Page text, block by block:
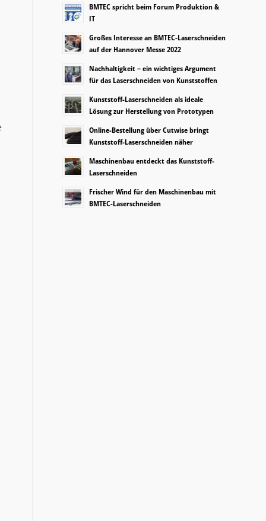
BMTEC spricht beim Forum Produktion &
IT
Großes Interesse an BMTEC-Laserschneiden
auf der Hannover Messe 2022
Nachhaltigkeit – ein wichtiges Argument
für das Laserschneiden von Kunststoffen
Kunststoff-Laserschneiden als ideale
Lösung zur Herstellung von Prototypen
Online-Bestellung über Cutwise bringt
Kunststoff-Laserschneiden näher
Maschinenbau entdeckt das Kunststoff-
Laserschneiden
Frischer Wind für den Maschinenbau mit
BMTEC-Laserschneiden